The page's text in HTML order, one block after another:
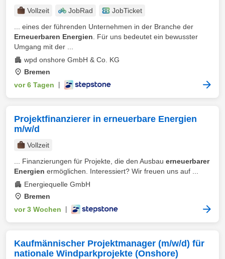
Vollzeit JobRad
JobTicket
... eines der führenden Unternehmen in der Branche der
Erneuerbaren Energien . Für uns bedeutet ein bewusster
Umgang mit der ...
wpd onshore GmbH & Co. KG
Bremen
vor 6 Tagen
Projektfinanzierer in erneuerbare Energien
m/w/d
Vollzeit
... Finanzierungen für Projekte, die den Ausbau erneuerbarer
Energien ermöglichen. Interessiert? Wir freuen uns auf ...
Energiequelle GmbH
Bremen
vor 3 Wochen
Kaufmännischer Projektmanager (m/w/d) für
nationale Windparkprojekte (Onshore)